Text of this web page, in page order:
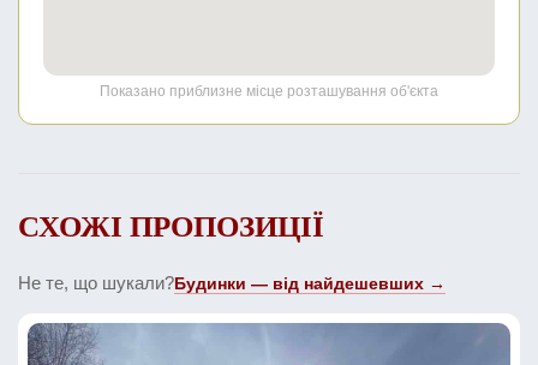
Показано приблизне місце розташування об'єкта
СХОЖІ ПРОПОЗИЦІЇ
Не те, що шукали?Будинки — від найдешевших →